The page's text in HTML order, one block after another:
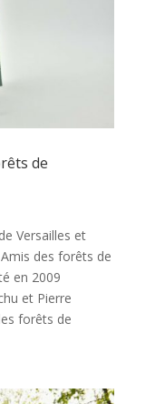
de
Versailles et
des forêts de
en 2009
et Pierre
forêts de